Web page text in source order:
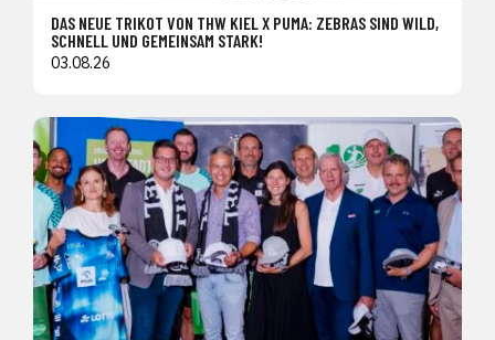
DAS NEUE TRIKOT VON THW KIEL X PUMA: ZEBRAS SIND WILD,
SCHNELL UND GEMEINSAM STARK!
03.08.26